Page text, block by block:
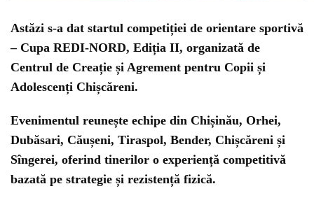
Astăzi s-a dat startul competiției de orientare sportivă
– Cupa REDI-NORD, Ediția II, organizată de
Centrul de Creație și Agrement pentru Copii și
Adolescenți Chișcăreni.
Evenimentul reunește echipe din Chișinău, Orhei,
Dubăsari, Căușeni, Tiraspol, Bender, Chișcăreni și
Sîngerei, oferind tinerilor o experiență competitivă
bazată pe strategie și rezistență fizică.